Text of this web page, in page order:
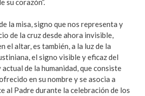
su corazón”.
la misa, signo que nos representa y
de la cruz desde ahora invisible,
el altar, es también, a la luz de la
el signo visible y eficaz del
de la humanidad, que consiste
en su nombre y se asocia a
al Padre durante la celebración de los